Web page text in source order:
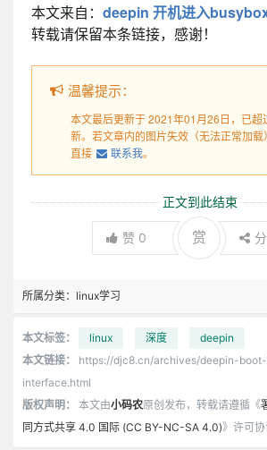
本文来自： deepin 开机进入
转载请保留本条链接，感谢！
温馨提示：
本文最后更新于 2021年01月26日，已超
新。若文章内的图片失效（无法正常加
直接
联系我。
正文到此结束
赞 0 赏
所属分类： linux学习
本文标签： linux 深度
deepin
本文链接：
https://djc8.cn/archives/deepin-
interface.html
版权声明：
本文由小码农原创发布，转载请遵循《
同方式共享 4.0 国际 (CC BY-NC-SA 4.0)》许可